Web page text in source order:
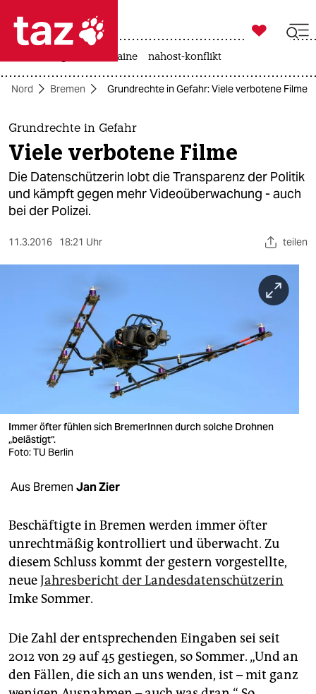
 taz zahl ich
taz zahl ich
themen
politik
öko
wahrheit
verlag
verlag
shop
fragen & hilfe
unterstützen
abo
genossenschaft
epaper login

taz zahl ich
krieg in der ukraine nahost-konflikt
Nord Bremen Grundrechte in Gefahr: Viele verbotene Filme
Grundrechte in Gefahr
Viele verbotene Filme
Die Datenschützerin lobt die Transparenz der Politik
und kämpft gegen mehr Videoüberwachung - auch
bei der Polizei.
11.3.2016 18:21 Uhr teilen
Immer öfter fühlen sich BremerInnen durch solche Drohnen
„belästigt“.
Foto: TU Berlin
Aus Bremen Jan Zier
Beschäftigte in Bremen werden immer öfter
unrechtmäßig kontrolliert und überwacht. Zu
diesem Schluss kommt der gestern vorgestellte,
neueJahresbericht der Landesdatenschützerin
Imke Sommer.
Die Zahl der entsprechenden Eingaben sei seit
2012 von 29 auf 45 gestiegen, so Sommer. „Und an
den Fällen, die sich an uns wenden, ist – mit ganz